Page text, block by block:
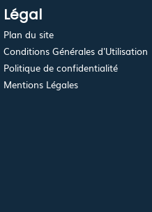
Légal
Plan du site
Conditions Générales d'Utilisation
Politique de confidentialité
Mentions Légales